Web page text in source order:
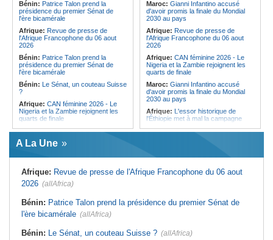
de sensibilisation au deuxième
Recensement général de la
population et de l'habitat
Congo-Kinshasa: Le VPM Shabani
remet aux organisations politiques la
directive ministérielle de l'année
politique 2026
Congo-Kinshasa:Gratien de
Saint-Nicolas Iracan - « Je ne
soutiendrai jamais un dialogue
destiné au partage du pouvoir ou à
la légitimation des groupes armés »
Afrique:La Croix-Rouge
éthiopienne appelle à une
mobilisation accrue des ressources
locales en Afrique
Afrique de l'Est:
les moyens, entraver la coopération
équitable par tous les moyens
Bénin: Patrice Talon prend la
présidence du premier Sénat de
l'ère bicamérale
Afrique: Revue de presse de
l'Afrique Francophone du 06 aout
2026
Bénin: Patrice Talon prend la
présidence du premier Sénat de
l'ère bicamérale
Bénin: Le Sénat, un couteau Suisse
?
Afrique: CAN féminine 2026 - Le
Nigeria et la Zambie rejoignent les
quarts de finale
Afrique:Le continent, plaque
tournante des faux ordres de
virement
Mali:Achat d'un avion présidentiel -
condamnation de l'ex-ministre de
l'Économie
France la restitution du crâne de
Bokar Biro et de trois de ses
proches
premier président
Maroc: Gianni Infantino accusé
d'avoir promis la finale du Mondial
2030 au pays
Afrique: Revue de presse de
l'Afrique Francophone du 06 aout
2026
Afrique: CAN féminine 2026 - Le
Nigeria et la Zambie rejoignent les
quarts de finale
Maroc: Gianni Infantino accusé
d'avoir promis la finale du Mondial
2030 au pays
Afrique: L'essor historique de
l'Éthiopie met à mal la campagne
blessés dans un grave accident de
calcinée à Moknine après le
rétablissement du courant
premier tour, le Club Africain hérite
A La Une
Afrique: Revue de presse de l'Afrique Francophone du 06 aout
2026 (allAfrica)
Bénin: Patrice Talon prend la présidence du premier Sénat de
l'ère bicamérale (allAfrica)
Bénin: Le Sénat, un couteau Suisse ? (allAfrica)